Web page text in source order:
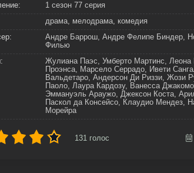
1 сезон 77 серия
драма, мелодрама, комедия
Андре Баррош, Андре Фелипе Биндер,
Филью
Жулиана Паэс, Умберто Мартинс,
Проэнса, Марсело Серрадо, Ивети
Вальдетаро, Андерсон Ди Риззи, Жози
Паоло, Лаура Кардозу, Ванесса
Эммануэль Араужо, Джексон Коста,
Паскол да Консейсо, Клаудио Мендез,
Морейра
131 голос